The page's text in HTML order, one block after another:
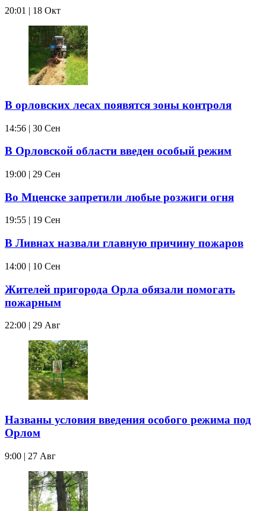
20:01 | 18 Окт
В орловских лесах появятся зоны контроля
14:56 | 30 Сен
В Орловской области введен особый режим
19:00 | 29 Сен
Во Мценске запретили любые розжиги огня
19:55 | 19 Сен
В Ливнах назвали главную причину пожаров
14:00 | 10 Сен
Жителей пригорода Орла обязали помогать
пожарным
22:00 | 29 Авг
Названы условия введения особого режима под
Орлом
9:00 | 27 Авг